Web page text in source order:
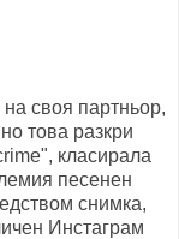
своя партньор,
това разкри
класирала
песенен
снимка,
Инстаграм